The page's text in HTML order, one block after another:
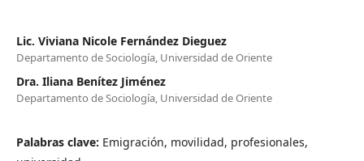
Lic. Viviana Nicole Fernández Dieguez
Departamento de Sociología, Universidad de Oriente
Dra. Iliana Benítez Jiménez
Departamento de Sociología, Universidad de Oriente
Palabras clave: Emigración, movilidad, profesionales,